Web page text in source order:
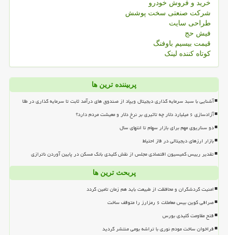
خرید و فروش خودرو
شرکت صنعتی سخت پوشش
طراحی سایت
فیش حج
قیمت بیسیم باوفنگ
کوتاه کننده لینک
پربیننده ترین ها
آشنایی با سبد سرمایه گذاری دیجیتال ویپاد از صندوق های درآمد ثابت تا سرمایه گذاری در طلا
آزادسازی ۶ میلیارد دلار چه تاثیری بر نرخ دلار و معیشت مردم دارد؟
دو سناریوی مهم برای بازار سهام تا انتهای سال
بازار ارزهای دیجیتالی در فاز احتیاط
تقدیر رییس کمیسیون اقتصادی مجلس از نقش کلیدی بانک مسکن در پایین آوردن ناترازی
پربحث ترین ها
امنیت گردشگران و محافظت از طبیعت باید هم زمان تامین گردد
صرافی کوین بیس معاملات ۶ رمزارز را متوقف ساخت
فتح مقاومت کلیدی بورس
فراخوان ساخت مودم نوری با تراشه بومی منتشر گردید